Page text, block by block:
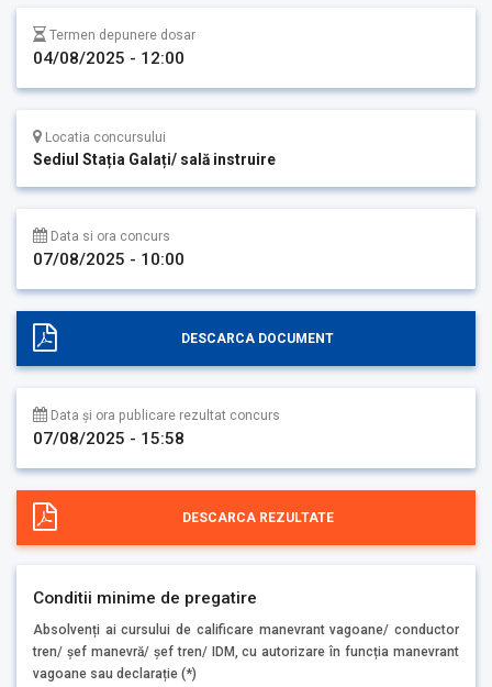
Termen depunere dosar
04/08/2025 - 12:00
Locatia concursului
Sediul Stația Galați/ sală instruire
Data si ora concurs
07/08/2025 - 10:00
DESCARCA DOCUMENT
Data și ora publicare rezultat concurs
07/08/2025 - 15:58
DESCARCA REZULTATE
Conditii minime de pregatire
Absolvenți ai cursului de calificare manevrant vagoane/ conductor
tren/ șef manevră/ șef tren/ IDM, cu autorizare în funcția manevrant
vagoane sau declarație (*)